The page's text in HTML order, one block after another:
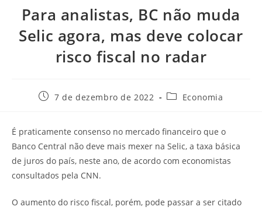
Para analistas, BC não muda
Selic agora, mas deve colocar
risco fiscal no radar
7 de dezembro de 2022 Economia
É praticamente consenso no mercado financeiro que o
Banco Central não deve mais mexer na Selic, a taxa básica
de juros do país, neste ano, de acordo com economistas
consultados pela CNN.
O aumento do risco fiscal, porém, pode passar a ser citado